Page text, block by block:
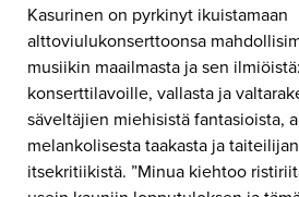
Kasurinen on pyrkinyt ikuistamaan
alttoviulukonserttoonsa
musiikin maailmasta ja sen
konserttilavoille, vallasta ja
säveltäjien miehisistä fantasioista,
melankolisesta taakasta ja
itsekritiikistä. ”Minua kiehtoo